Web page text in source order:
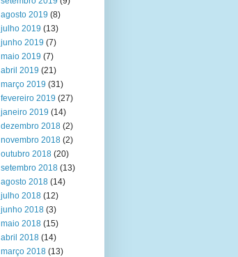
agosto 2019 (8)
julho 2019 (13)
junho 2019 (7)
maio 2019 (7)
abril 2019 (21)
março 2019 (31)
fevereiro 2019 (27)
janeiro 2019 (14)
dezembro 2018 (2)
novembro 2018 (2)
outubro 2018 (20)
setembro 2018 (13)
agosto 2018 (14)
julho 2018 (12)
junho 2018 (3)
maio 2018 (15)
abril 2018 (14)
março 2018 (13)